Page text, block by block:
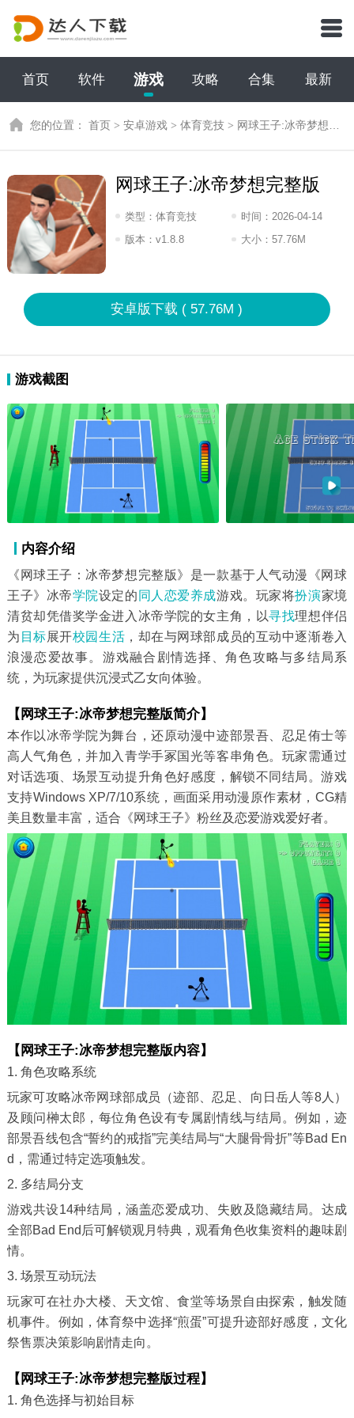
首页 软件 游戏 攻略 合集 最新
您的位置：首页 >安卓游戏 >体育竞技 > 网球王子:冰帝梦想完整版
网球王子:冰帝梦想完整版
类型：体育竞技 时间： 2026-04-14
07:2026
版本：v1.8.8 大小： 57.76M
安卓版下载 ( 57.76M )
游戏截图
内容介绍
《网球王子：冰帝梦想完整版》是一款基于人气动漫《网球
王子》冰帝学院设定的 同人 恋爱养成游戏。玩家将扮演家境
清贫却凭借奖学金进入冰帝学院的女主角，以寻找理想伴侣
为 目标展开校园 生活 ，却在与网球部成员的互动中逐渐卷入
浪漫恋爱故事。游戏融合剧情选择、角色攻略与多结局系
统，为玩家提供沉浸式乙女向体验。
【网球王子:冰帝梦想完整版简介】
本作以冰帝学院为舞台，还原动漫中迹部景吾、忍足侑士等
高人气角色，并加入青学手冢国光等客串角色。玩家需通过
对话选项、场景互动提升角色好感度，解锁不同结局。游戏
支持Windows XP/7/10系统，画面采用动漫原作素材，CG精
美且数量丰富，适合《网球王子》粉丝及恋爱游戏爱好者。
【网球王子:冰帝梦想完整版内容】
1. 角色攻略系统
玩家可攻略冰帝网球部成员（迹部、忍足、向日岳人等8人）
及顾问榊太郎，每位角色设有专属剧情线与结局。例如，迹
部景吾线包含“誓约的戒指”完美结局与“大腿骨骨折”等Bad En
d，需通过特定选项触发。
2. 多结局分支
游戏共设14种结局，涵盖恋爱成功、失败及隐藏结局。达成
全部Bad End后可解锁观月特典，观看角色收集资料的趣味剧
情。
3. 场景互动玩法
玩家可在社办大楼、天文馆、食堂等场景自由探索，触发随
机事件。例如，体育祭中选择“煎蛋”可提升迹部好感度，文化
祭售票决策影响剧情走向。
【网球王子:冰帝梦想完整版过程】
1. 角色选择与初始目标